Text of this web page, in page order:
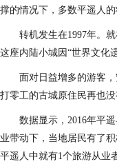
撑的情况下，多数平遥人的
转机发生在1997年。
这座内陆小城因“世界文化
面对日益增多的游客
打零工的古城原住民再也
数据显示，2016年平
业带动下，当地居民有了
平遥人中就有1个旅游从业